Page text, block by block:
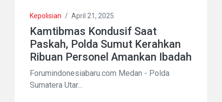
Kepolisian / April 21, 2025
Kamtibmas Kondusif Saat
Paskah, Polda Sumut Kerahkan
Ribuan Personel Amankan Ibadah
Forumindonesiabaru.com Medan - Polda
Sumatera Utar...